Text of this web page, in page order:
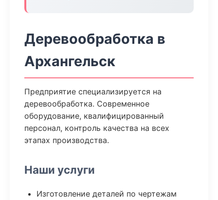
Деревообработка в
Архангельск
Предприятие специализируется на
деревообработка. Современное
оборудование, квалифицированный
персонал, контроль качества на всех
этапах производства.
Наши услуги
Изготовление деталей по чертежам